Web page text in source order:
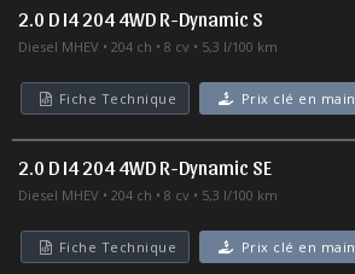
2.0 D I4 204 4WD R-Dynamic S
Diesel MHEV 204 ch 8 cv 5,3 l/100 km
Fiche Technique Prix clé en main
2.0 D I4 204 4WD R-Dynamic SE
Diesel MHEV 204 ch 8 cv 5,3 l/100 km
Fiche Technique Prix clé en main